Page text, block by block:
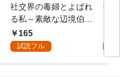
社交界の毒婦とよばれ
る私～素敵な辺境伯令
息に腕を折られたの
で、責任とってもらい
165
試読フル
視